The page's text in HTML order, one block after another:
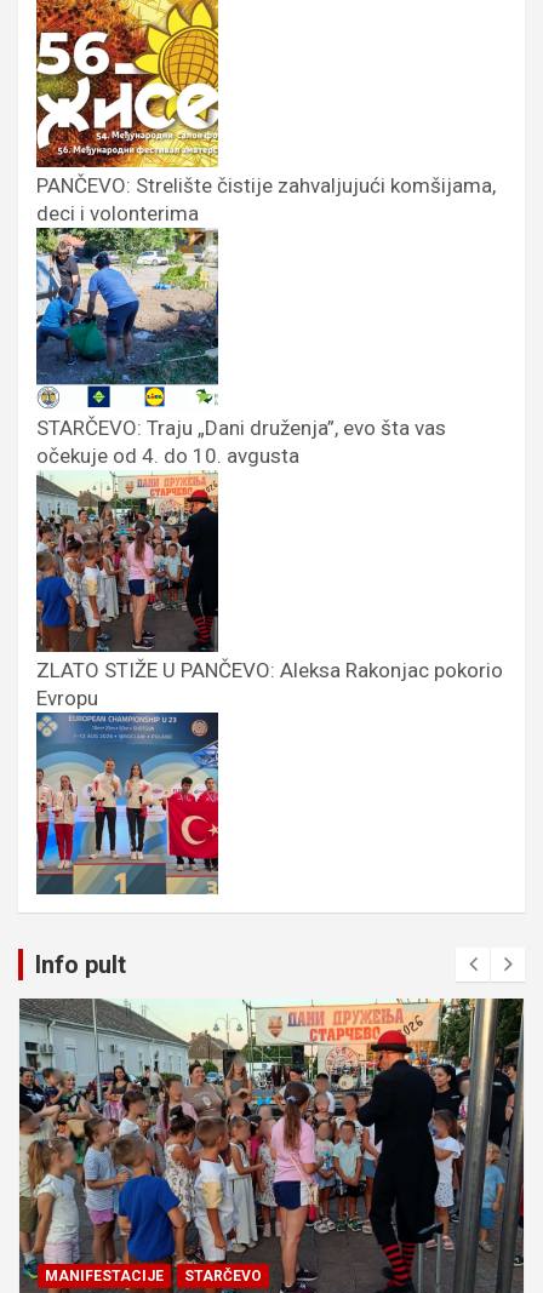
PANČEVO: Strelište čistije zahvaljujući komšijama,
deci i volonterima
STARČEVO: Traju „Dani druženja”, evo šta vas
očekuje od 4. do 10. avgusta
ZLATO STIŽE U PANČEVO: Aleksa Rakonjac pokorio
Evropu
Info pult
MANIFESTACIJE STARČEVO